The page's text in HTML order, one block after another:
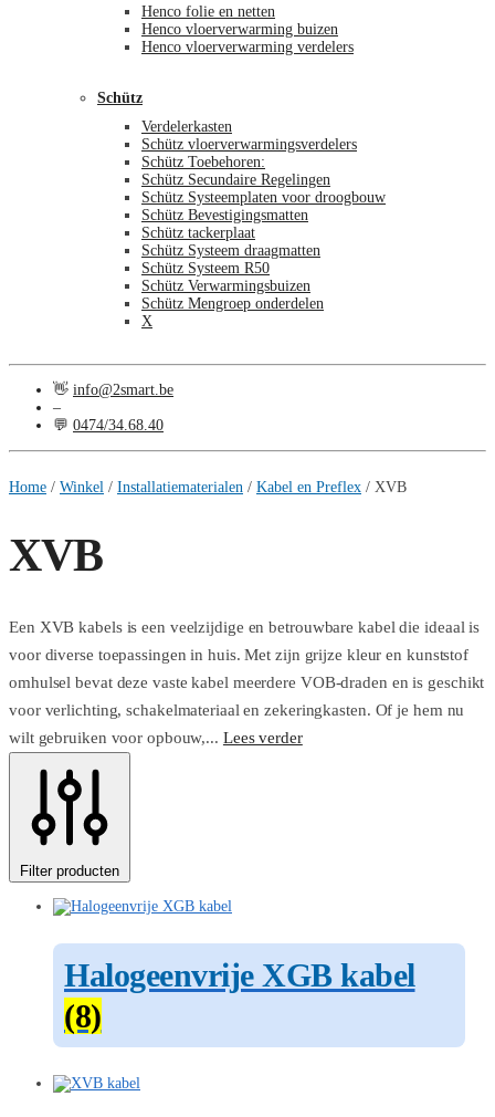
Henco folie en netten
Henco vloerverwarming buizen
Henco vloerverwarming verdelers
Schütz
Verdelerkasten
Schütz vloerverwarmingsverdelers
Schütz Toebehoren:
Schütz Secundaire Regelingen
Schütz Systeemplaten voor droogbouw
Schütz Bevestigingsmatten
Schütz tackerplaat
Schütz Systeem draagmatten
Schütz Systeem R50
Schütz Verwarmingsbuizen
Schütz Mengroep onderdelen
X
👋 info@2smart.be
–
💬 0474/34.68.40
Home / Winkel / Installatiematerialen / Kabel en Preflex / XVB
XVB
Een XVB kabels is een veelzijdige en betrouwbare kabel die ideaal is
voor diverse toepassingen in huis. Met zijn grijze kleur en kunststof
omhulsel bevat deze vaste kabel meerdere VOB-draden en is geschikt
voor verlichting, schakelmateriaal en zekeringkasten. Of je hem nu
wilt gebruiken voor opbouw,... Lees verder
Filter producten
Halogeenvrije XGB kabel
(8)